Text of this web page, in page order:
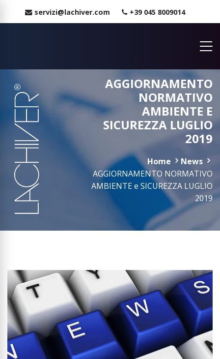
servizi@lachiver.com +39 045 8009014
AGGIORNAMENTO
NORMATIVO
AMBIENTE E
SICUREZZA LUGLIO
2019
Home
News
AGGIORNAMENTO NORMATIVO
AMBIENTE e SICUREZZA LUGLIO
2019